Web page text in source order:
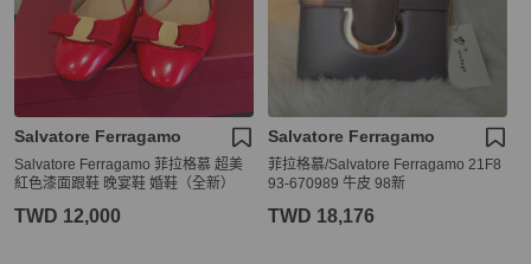
Salvatore Ferragamo
Salvatore Ferragamo 菲拉格慕 超美
紅色漆面跟鞋 晚宴鞋 婚鞋（全新）
TWD 12,000
Salvatore Ferragamo
菲拉格慕/Salvatore Ferragamo 21F8
93-670989 牛皮 98新
TWD 18,176